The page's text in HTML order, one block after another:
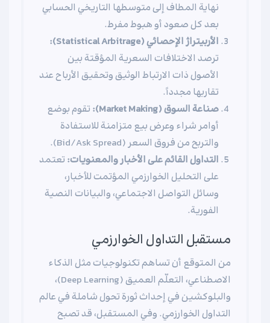
نهاية المطاف إلى متوسطها التاريخي الحسابي
بعد كل صعود أو هبوط مفرط.
الأربيتراژ الإحصائي (Statistical Arbitrage):
ترصد الاختلافات السعرية المؤقتة بين
الأصول ذات الارتباط الوثيق وتحقيق الأرباح عند
تقاربها مجدداً.
صناعة السوق (Market Making):
تقوم بوضع
أوامر شراء وعرض بيع متزامنة للاستفادة
والتربح من فروق السعر (Bid/Ask Spread).
التداول القائم على الأخبار والمعنويات: تعتمد
على التحليل الخوارزمي المؤتمت للأخبار،
وسائل التواصل الاجتماعي، والبيانات النصية
الفورية.
مستقبل التداول الخوارزمي
من المتوقع أن تساهم تكنولوجيات مثل الذكاء
الاصطناعي، التعلّم العميق (Deep Learning)،
والبلوكشين في إحداث ثورة تحول شاملة في عالم
التداول الخوارزمي. وفي المستقبل، قد تصبح